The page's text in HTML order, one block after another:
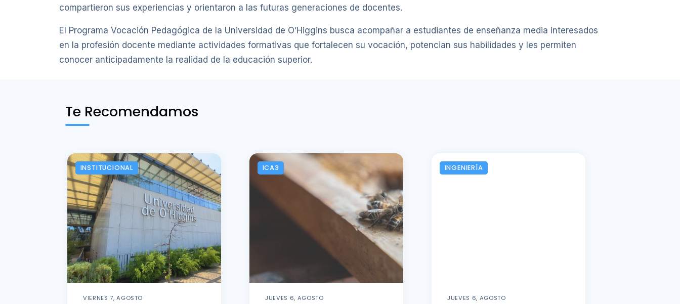
compartieron sus experiencias y orientaron a las futuras generaciones de docentes.
El Programa Vocación Pedagógica de la Universidad de O’Higgins busca acompañar a estudiantes de enseñanza media interesados
en la profesión docente mediante actividades formativas que fortalecen su vocación, potencian sus habilidades y les permiten
conocer anticipadamente la realidad de la educación superior.
Te Recomendamos
INSTITUCIONAL
VIERNES 7, AGOSTO
ICA3
JUEVES 6, AGOSTO
INGENIERÍA
JUEVES 6, AGOSTO